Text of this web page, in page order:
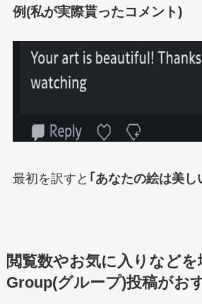
例(私が実際貰ったコメント)
最初を訳すと ｢あなたの絵は美し
閲覧数やお気に入りなどを
Group(グループ)投稿がお